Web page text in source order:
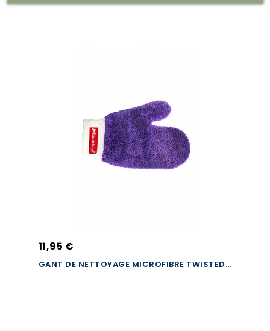
11,95 €
GANT DE NETTOYAGE MICROFIBRE TWISTED...